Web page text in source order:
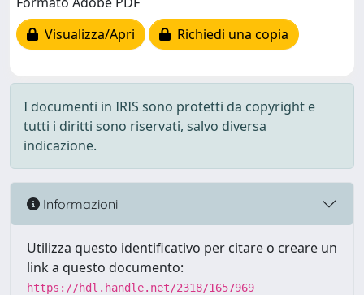
Visualizza/Apri
Richiedi una copia
I documenti in IRIS sono protetti da copyright e
tutti i diritti sono riservati, salvo diversa
indicazione.
Informazioni
Utilizza questo identificativo per citare o creare un
link a questo documento:
https://hdl.handle.net/2318/1657969